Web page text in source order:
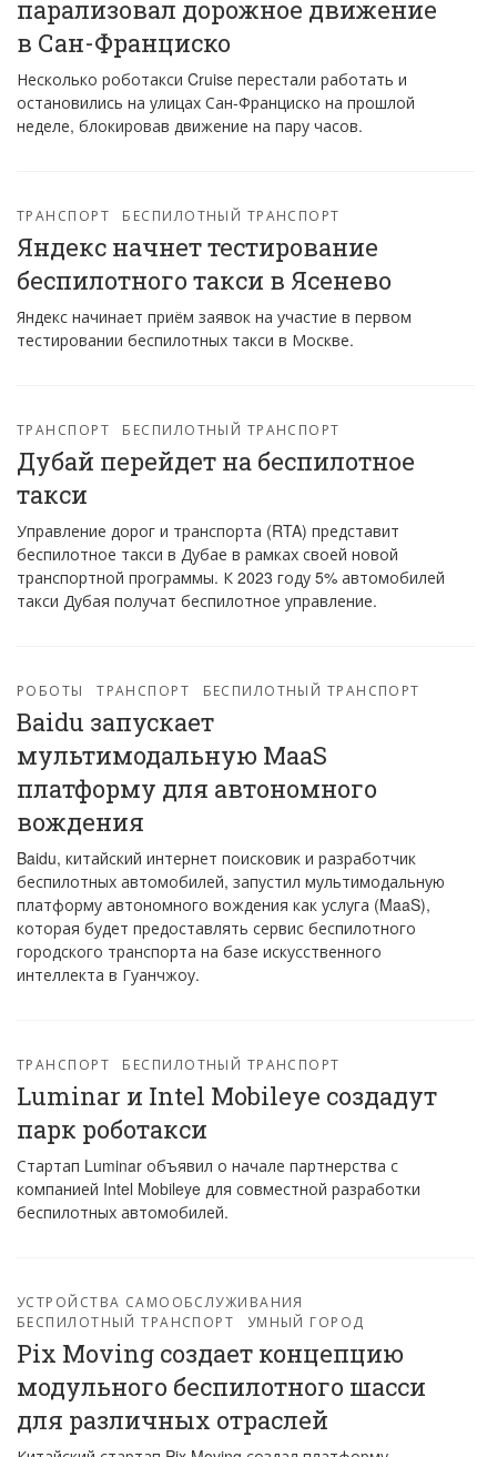
парализовал дорожное движение
в Сан-Франциско
Несколько роботакси Cruise перестали работать и
остановились на улицах Сан-Франциско на прошлой
неделе, блокировав движение на пару часов.
ТРАНСПОРТ БЕСПИЛОТНЫЙ ТРАНСПОРТ
Яндекс начнет тестирование
беспилотного такси в Ясенево
Яндекс начинает приём заявок на участие в первом
тестировании беспилотных такси в Москве.
ТРАНСПОРТ БЕСПИЛОТНЫЙ ТРАНСПОРТ
Дубай перейдет на беспилотное
такси
Управление дорог и транспорта (RTA) представит
беспилотное такси в Дубае в рамках своей новой
транспортной программы. К 2023 году 5% автомобилей
такси Дубая получат беспилотное управление.
РОБОТЫ ТРАНСПОРТ БЕСПИЛОТНЫЙ ТРАНСПОРТ
Baidu запускает
мультимодальную MaaS
платформу для автономного
вождения
Baidu, китайский интернет поисковик и разработчик
беспилотных автомобилей, запустил мультимодальную
платформу автономного вождения как услуга (MaaS),
которая будет предоставлять сервис беспилотного
городского транспорта на базе искусственного
интеллекта в Гуанчжоу.
ТРАНСПОРТ БЕСПИЛОТНЫЙ ТРАНСПОРТ
Luminar и Intel Mobileye cоздадут
парк роботакси
Стартап Luminar объявил о начале партнерства с
компанией Intel Mobileye для совместной разработки
беспилотных автомобилей.
УСТРОЙСТВА САМООБСЛУЖИВАНИЯ
БЕСПИЛОТНЫЙ ТРАНСПОРТ
УМНЫЙ ГОРОД
Pix Moving создает концепцию
модульного беспилотного шасси
для различных отраслей